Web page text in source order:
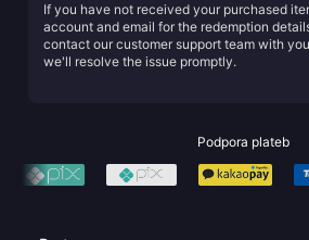
If you have not received your purchased
account and email for the redemption
contact our customer support team with
we'll resolve the issue promptly.
Podpora plateb